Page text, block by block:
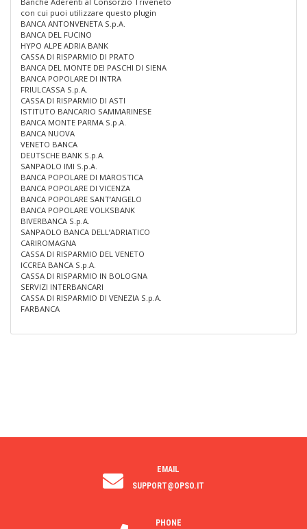
con cui puoi utilizzare questo plugin
BANCA ANTONVENETA S.p.A.
BANCA DEL FUCINO
HYPO ALPE ADRIA BANK
CASSA DI RISPARMIO DI PRATO
BANCA DEL MONTE DEI PASCHI DI SIENA
BANCA POPOLARE DI INTRA
FRIULCASSA S.p.A.
CASSA DI RISPARMIO DI ASTI
ISTITUTO BANCARIO SAMMARINESE
BANCA MONTE PARMA S.p.A.
BANCA NUOVA
VENETO BANCA
DEUTSCHE BANK S.p.A.
SANPAOLO IMI S.p.A.
BANCA POPOLARE DI MAROSTICA
BANCA POPOLARE DI VICENZA
BANCA POPOLARE SANT’ANGELO
BANCA POPOLARE VOLKSBANK
BIVERBANCA S.p.A.
SANPAOLO BANCA DELL’ADRIATICO
CARIROMAGNA
CASSA DI RISPARMIO DEL VENETO
ICCREA BANCA S.p.A.
CASSA DI RISPARMIO IN BOLOGNA
SERVIZI INTERBANCARI
CASSA DI RISPARMIO DI VENEZIA S.p.A.
FARBANCA
EMAIL
SUPPORT@OPSO.IT
PHONE